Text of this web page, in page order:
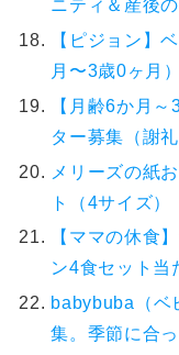
ニティ＆産後の
【ピジョン】
月〜3歳0ヶ月）
【月齢6か月
ター募集（謝礼
メリーズの紙
ト（4サイズ）
【ママの休食
ン4食セット当
babybuba（ベ
集。季節に合